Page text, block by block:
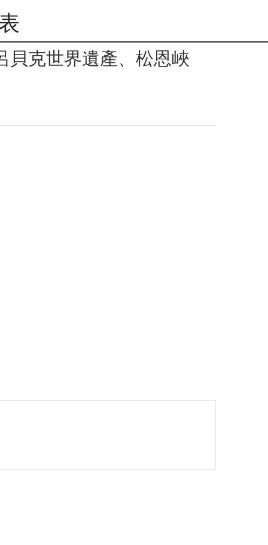
貝克世界遺產、松恩峽